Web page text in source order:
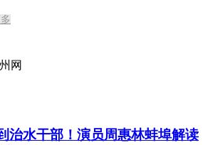
网
治水干部！演员周惠林蚌埠解读